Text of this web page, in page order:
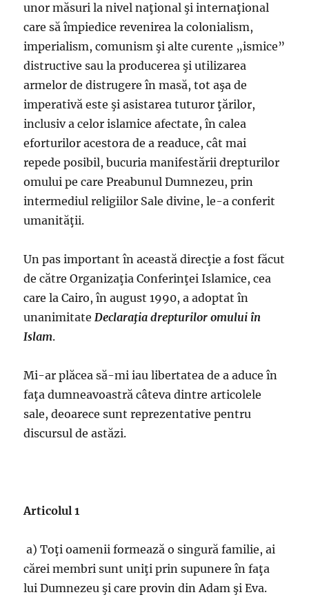
unor măsuri la nivel naţional şi internaţional
care să împiedice revenirea la colonialism,
imperialism, comunism şi alte curente „ismice”
distructive sau la producerea şi utilizarea
armelor de distrugere în masă, tot aşa de
imperativă este şi asistarea tuturor ţărilor,
inclusiv a celor islamice afectate, în calea
eforturilor acestora de a readuce, cât mai
repede posibil, bucuria manifestării drepturilor
omului pe care Preabunul Dumnezeu, prin
intermediul religiilor Sale divine, le-a conferit
umanităţii.
Un pas important în această direcţie a fost făcut
de către Organizaţia Conferinţei Islamice, cea
care la Cairo, în august 1990, a adoptat în
unanimitateDeclaraţia drepturilor omului în
Islam.
Mi-ar plăcea să-mi iau libertatea de a aduce în
faţa dumneavoastră câteva dintre articolele
sale, deoarece sunt reprezentative pentru
discursul de astăzi.
Articolul 1
a) Toţi oamenii formează o singură familie, ai
cărei membri sunt uniţi prin supunere în faţa
lui Dumnezeu şi care provin din Adam şi Eva.